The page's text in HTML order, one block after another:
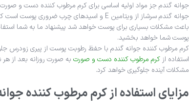
جوانه گندم جز مواد اولیه اساسی برای کرم مرطوب کننده دست و
باعث مشکلات بسیاری برای پوست خواهد شد پیشنهاد ما به شما
پوست شما خواهد بخشید.
کرم مرطوب کننده جوانه گندم با حفظ رطوبت پوست از پیری زودرس
استفاده از کرم مرطوب کننده دست و صورت به صورت روزانه بعد از
مشکلات آینده جلوگیری خواهد کرد.
مزایای استفاده از کرم مرطوب کننده